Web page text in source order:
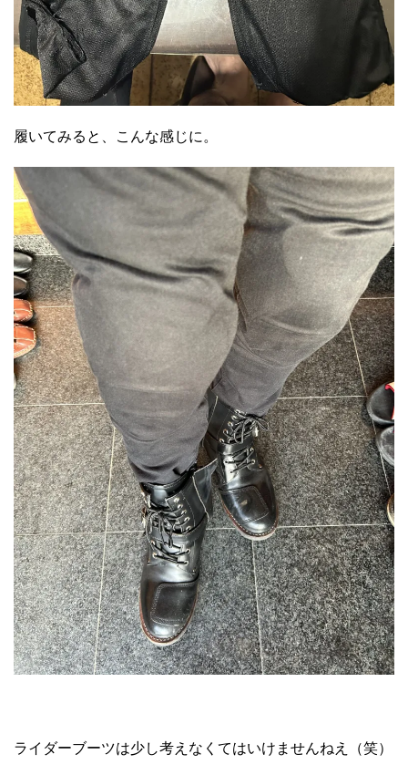
履いてみると、こんな感じに。
ライダーブーツは少し考えなくてはいけませんねえ（笑）